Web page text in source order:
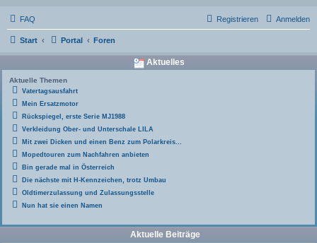
FAQ Anmelden
Registrieren
Start Portal Foren
Aktuelles
Aktuelle Themen
Vatertagsausfahrt
Mein Ersatzmotor
Rückspiegel, erste Serie MJ1988
Verkleidung Ober- und Unterschale LILA
Mit zwei Dicken und einen Benz zum Polarkreis...
Mopedtouren zum Nachfahren anbieten
Bin gerade mal in Österreich
Die nächste mit H-Kennzeichen, trotz Umbau
Oldtimerzulassung und Zulassungsstelle
Nun hat sie einen Namen
Aktuelle Beiträge